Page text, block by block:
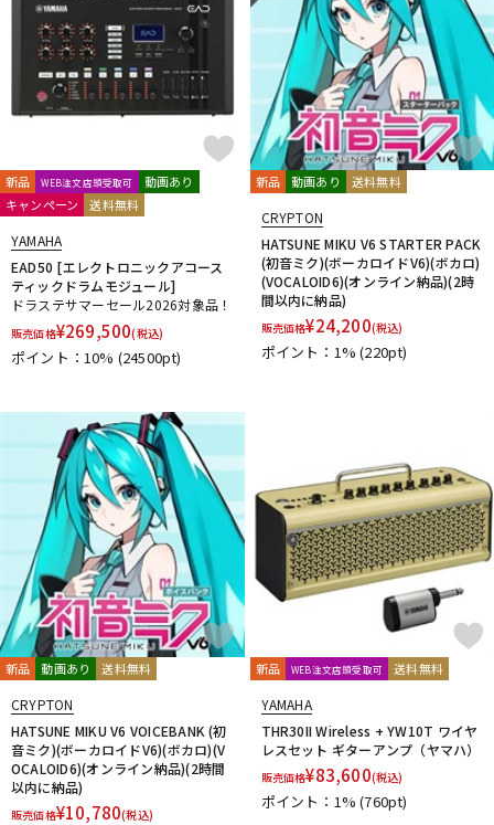
新品 WEB注文店頭受取可
動画あり
キャンペーン
送料無料
YAMAHA
EAD50 [エレクトロニックアコース
ティックドラムモジュール]
ドラステサマーセール2026対象品！
販売価格¥269,500(税込)
ポイント：10% (24500pt)
新品 動画あり 送料無料
CRYPTON
HATSUNE MIKU V6 STARTER PACK
(初音ミク)(ボーカロイドV6)(ボカロ)
(VOCALOID6)(オンライン納品)(2時
間以内に納品)
販売価格¥24,200(税込)
ポイント：1%(220pt)
新品 動画あり 送料無料
CRYPTON
HATSUNE MIKU V6 VOICEBANK (初
音ミク)(ボーカロイドV6)(ボカロ)(V
OCALOID6)(オンライン納品)(2時間
以内に納品)
販売価格¥10,780(税込)
新品 WEB注文店頭受取可 送料無料
YAMAHA
THR30II Wireless + YW10T ワイヤ
レスセット ギターアンプ（ヤマハ）
販売価格¥83,600(税込)
ポイント：1%(760pt)